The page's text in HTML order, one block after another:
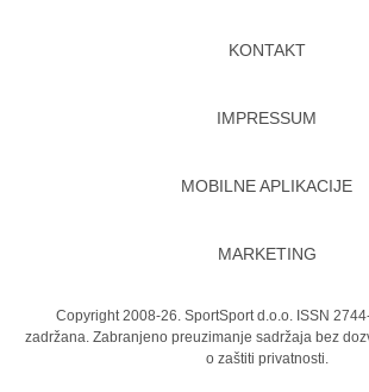
KONTAKT
IMPRESSUM
MOBILNE APLIKACIJE
MARKETING
Copyright 2008-26. SportSport d.o.o. ISSN
zadržana. Zabranjeno preuzimanje sadržaja bez
o zaštiti privatnosti.